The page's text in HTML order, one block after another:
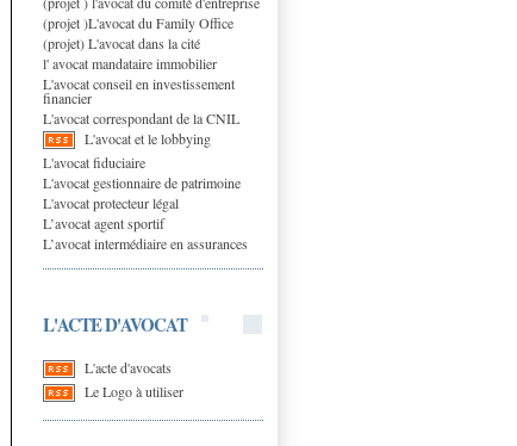
(projet )L'avocat du Family Office
(projet) L'avocat dans la cité
l' avocat mandataire immobilier
L'avocat conseil en investissement
financier
L'avocat correspondant de la CNIL
L'avocat et le lobbying
L'avocat fiduciaire
L'avocat gestionnaire de patrimoine
L'avocat protecteur légal
L’avocat agent sportif
L’avocat intermédiaire en assurances
L'ACTE D'AVOCAT
L'acte d'avocats
Le Logo à utiliser